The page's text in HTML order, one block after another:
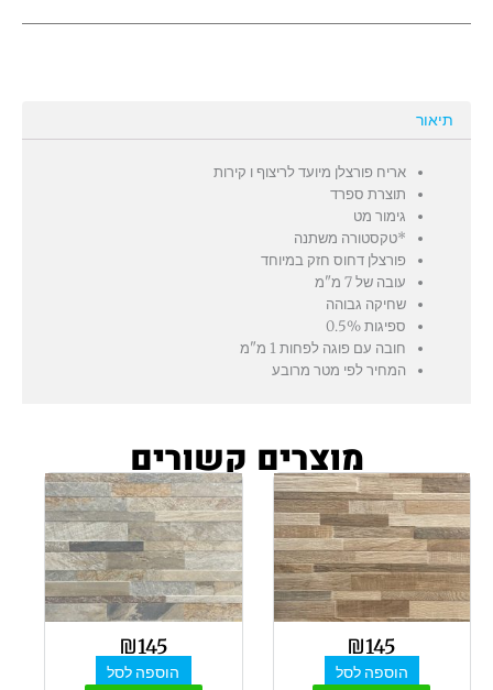
תיאור
אריח פורצלן מיועד לריצוף ו קירות
תוצרת ספרד
גימור מט
*טקסטורה משתנה
פורצלן דחוס חזק במיוחד
עובה של 7 מ"מ
שחיקה גבוהה
ספיגות 0.5%
חובה עם פוגה לפחות 1 מ"מ
המחיר לפי מטר מרובע
מוצרים קשורים
₪145
הוספה לסל
₪145
הוספה לסל